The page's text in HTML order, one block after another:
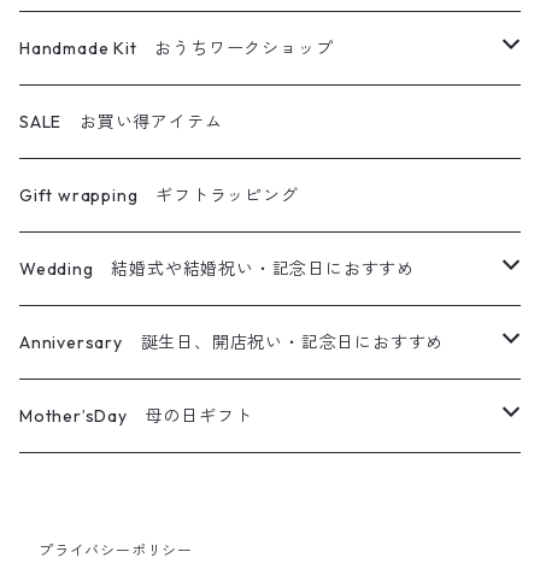
グラスキャンドル
アロマワックスサシェ
ティーライトキャンドル
その他フラワー雑貨
メイクブラシ
アロマディフューザー
オイルランプ
フラワーディフューザー専用詰め替えボトル
ハーバリウムディフューザー
キャンドル＆サシェ
キャンドル＆ブーケ
キャンドル＆リース
キャンドル＆サシェ＆ブーケ
キャンドル＆ホルダー＆ブーケ
Handmade Kit おうちワークショップ
ハーバリウム
ハーバリウムペン
フレームアレンジ
リース
ガラスジャーアレンジ
SALE お買い得アイテム
Gift wrapping ギフトラッピング
Wedding 結婚式や結婚祝い・記念日におすすめ
メッセージ入りキャンドル
ウエルカムボード
その他フラワー雑貨
Anniversary 誕生日、開店祝い・記念日におすすめ
メッセージ入りキャンドル
その他フラワー雑貨
Mother’sDay 母の日ギフト
ギフトセット
プライバシーポリシー